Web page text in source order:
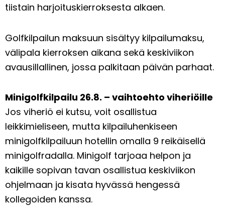
tiistain harjoituskierroksesta alkaen.
Golfkilpailun maksuun sisältyy kilpailumaksu,
välipala kierroksen aikana sekä keskiviikon
avausillallinen, jossa palkitaan päivän parhaat.
Minigolfkilpailu 26.8. – vaihtoehto viheriöille
Jos viheriö ei kutsu, voit osallistua
leikkimieliseen, mutta kilpailuhenkiseen
minigolfkilpailuun hotellin omalla 9 reikäisellä
minigolfradalla. Minigolf tarjoaa helpon ja
kaikille sopivan tavan osallistua keskiviikon
ohjelmaan ja kisata hyvässä hengessä
kollegoiden kanssa.